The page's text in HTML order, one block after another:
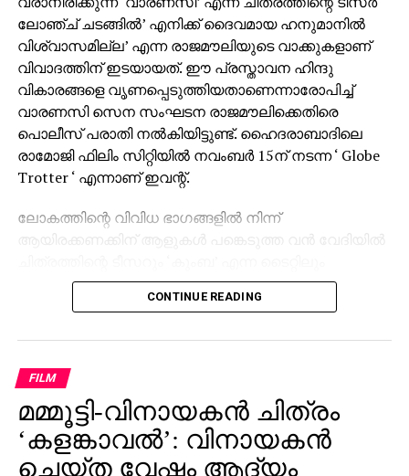
ലോഞ്ച് ചടങ്ങില്‍’ എനിക്ക് ദൈവമായ ഹനുമാനില്‍
വിശ്വാസമില്ല’ എന്ന രാജമൗലിയുടെ വാക്കുകളാണ്
വിവാദത്തിന് ഇടയായത്. ഈ പ്രസ്താവന ഹിന്ദു
വികാരങ്ങളെ വൃണപ്പെടുത്തിയതാണെന്നാരോപിച്ച്
വാരണസി സെന സംഘടന രാജമൗലിക്കെതിരെ
പൊലീസ് പരാതി നല്‍കിയിട്ടുണ്ട്. ഹൈദരാബാദിലെ
രാമോജി ഫിലിം സിറ്റിയില്‍ നവംബര്‍ 15ന് നടന്ന ‘ Globe
Trotter ‘ എന്നാണ് ഇവന്റ്.
ലോകത്തിന്റെ വിവിധ ഭാഗങ്ങളില്‍ നിന്ന്
ആയിരക്കണക്കിന് ആളുകള്‍ പങ്കെടുത്ത വന്‍ വേദിയില്‍
പുറത്തിറക്കിയിരുന്നു. സാങ്കേതിക പ്രശ്‌നങ്ങള്‍ നേരിട്ട
സമയത്താണ് രാജമൗലി വിവാദമായി മാറിയ പ്രസ്താവന
വൃണപ്പെടുത്തി എന്നാരോപിച്ച് പരാതി ലഭിച്ചിട്ടുണ്ട്.
ഇതുവരെ കേസായി രജിസ്റ്റര്‍ ചെയ്തിട്ടില്ല.
സംഭവത്തിന്റെ നിജസ്ഥിതി പരിശോധിച്ചു വരുന്നു’ എന്ന്
വാരണസി പൊലീസിന്റെ വക്താവ് അറിയിച്ചു. ചടങ്ങില്‍
CONTINUE READING
FILM
മമ്മൂട്ടി-വിനായകന്‍ ചിത്രം
‘കളങ്കാവല്‍’: വിനായകന്‍
ചെയ്ത വേഷം ആദ്യം